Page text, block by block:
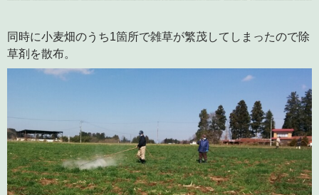
同時に小麦畑のうち1箇所で雑草が繁茂してしまったので除
草剤を散布。